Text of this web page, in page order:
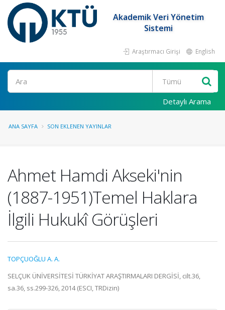
Akademik Veri Yönetim
Sistemi
Araştırmacı Girişi English
Ara
Detaylı Arama
ANA SAYFA SON EKLENEN YAYINLAR
Ahmet Hamdi Akseki'nin
(1887-1951)Temel Haklara
İlgili Hukukî Görüşleri
TOPÇUOĞLU A. A.
SELÇUK ÜNİVERSİTESİ TÜRKİYAT ARAŞTIRMALARI DERGİSİ, cilt.36,
sa.36, ss.299-326, 2014 (ESCI, TRDizin)